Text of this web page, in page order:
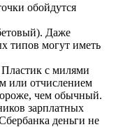
обойдутся
Даже
типов могут иметь
с милями
или отчислением
чем обычный.
зарплатных
деньги не